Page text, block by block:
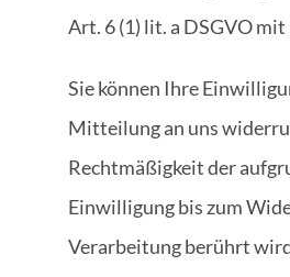
Art. 6 (1) lit. a DSGVO
Sie können Ihre
Mitteilung an uns
Rechtmäßigkeit der
Einwilligung bis zum
Verarbeitung berührt